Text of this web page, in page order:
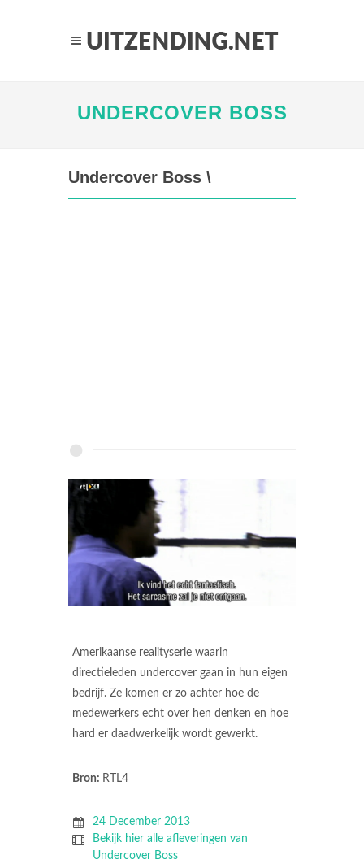
UNDERCOVER BOSS
Undercover Boss \
Amerikaanse realityserie waarin
directieleden undercover gaan in hun eigen
bedrijf. Ze komen er zo achter hoe de
medewerkers echt over hen denken en hoe
hard er daadwerkelijk wordt gewerkt.
Bron: RTL4
24 December 2013
Bekijk hier alle afleveringen van
Undercover Boss